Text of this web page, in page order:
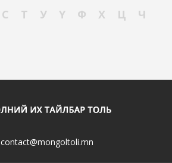
С Т У Ү Ф Х Ц
Ч
contact@mongoltoli.mn